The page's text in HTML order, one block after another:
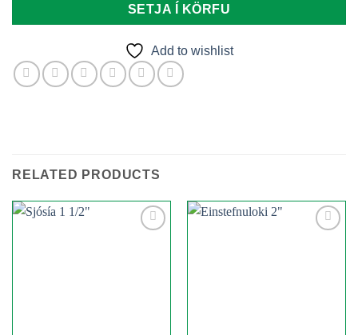
SETJA Í KÖRFU
Add to wishlist
RELATED PRODUCTS